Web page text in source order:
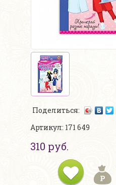
Поделиться:
Артикул: 171 649
310 руб.